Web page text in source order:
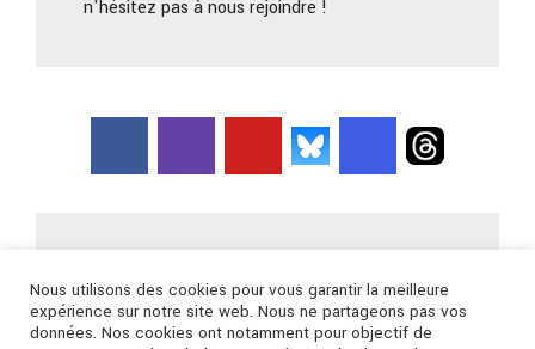
n'hésitez pas à nous rejoindre !
Connexion
Nous utilisons des cookies pour vous garantir la meilleure
expérience sur notre site web. Nous ne partageons pas vos
données. Nos cookies ont notamment pour objectif de